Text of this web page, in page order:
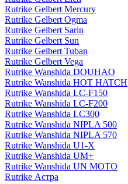
Rutrike Gelbert Mercury
Rutrike Gelbert Ogma
Rutrike Gelbert Sarin
Rutrike Gelbert Sun
Rutrike Gelbert Tuban
Rutrike Gelbert Vega
Rutrike Wanshida DOUHAO
Rutrike Wanshida HOT HATCH
Rutrike Wanshida LC-F150
Rutrike Wanshida LC-F200
Rutrike Wanshida LC300
Rutrike Wanshida NIPLA 500
Rutrike Wanshida NIPLA 570
Rutrike Wanshida U1-X
Rutrike Wanshida UM+
Rutrike Wanshida UN MOTO
Rutrike Астра